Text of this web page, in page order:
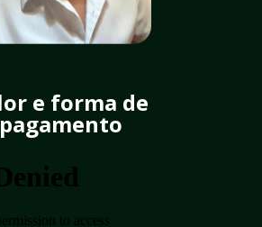
e forma de
pagamento